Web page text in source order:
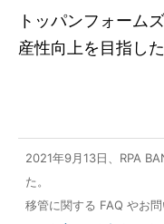
トッパンフォーム
産性向上を目指し
2021年9月13日、RPA
た。
移管に関する FAQ やお